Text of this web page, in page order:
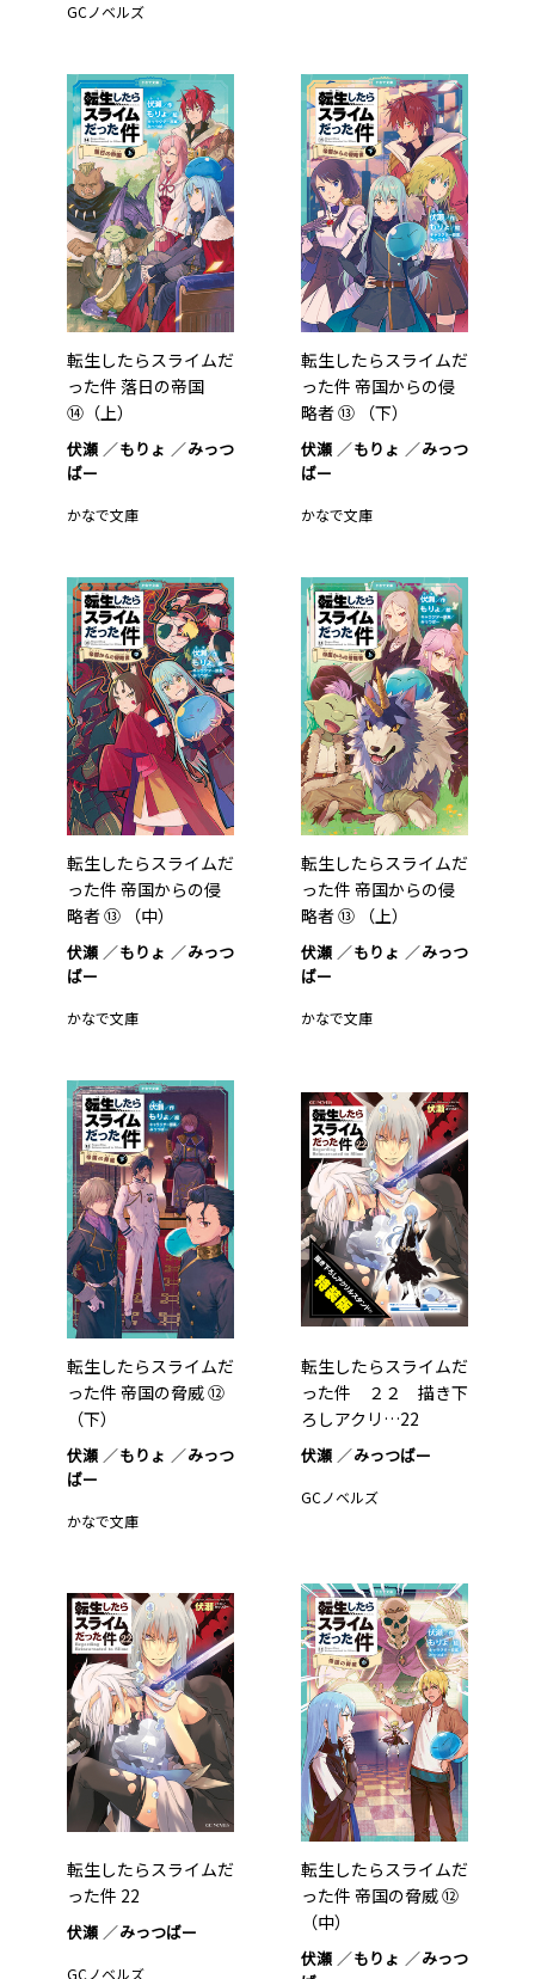
GCノベルズ
転生したらスライムだ
った件 落日の帝国
⑭（上）
伏瀬 もりょ
みっつ
ばー
かなで文庫
転生したらスライムだ
った件 帝国からの侵
略者 ⑬ （下）
伏瀬 もりょ
みっつ
ばー
かなで文庫
転生したらスライムだ
った件 帝国からの侵
略者 ⑬ （中）
伏瀬 もりょ
みっつ
ばー
かなで文庫
転生したらスライムだ
った件 帝国からの侵
略者 ⑬ （上）
伏瀬 もりょ
みっつ
ばー
かなで文庫
転生したらスライムだ
った件 帝国の脅威 ⑫
（下）
伏瀬 もりょ
みっつ
ばー
かなで文庫
転生したらスライムだ
った件 ２２ 描き下
ろしアクリ…22
伏瀬 みっつばー
GCノベルズ
転生したらスライムだ
った件 22
伏瀬 みっつばー
GCノベルズ
転生したらスライムだ
った件 帝国の脅威 ⑫
（中）
伏瀬 もりょ
みっつ